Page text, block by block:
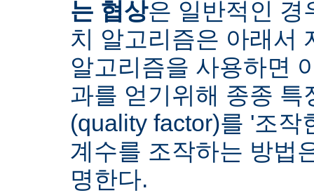
는 협상은 일반적인 경
치 알고리즘은 아래서
알고리즘을 사용하면
과를 얻기위해 종종 특
(quality factor)를 '조작
계수를 조작하는 방법
명한다.